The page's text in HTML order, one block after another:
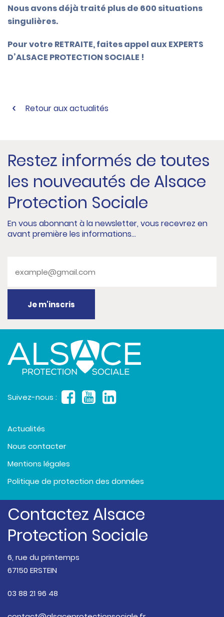
Nous avons déjà traité plus de 600 situations
singulières.
Pour votre RETRAITE, faites appel aux EXPERTS
D’ALSACE PROTECTION SOCIALE !
Retour aux actualités
Restez informés de toutes
les nouveautés de Alsace
Protection Sociale
En vous abonnant à la newsletter, vous recevrez en
avant première les informations...
Suivez-nous :
Actualités
Nous contacter
Mentions légales
Politique de protection des données
Contactez Alsace
Protection Sociale
6, rue du printemps
67150 ERSTEIN
03 88 21 96 48